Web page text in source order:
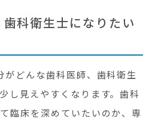
科衛生士になりたい
がどんな歯科医師、歯科衛生
し見えやすくなります。歯科
臨床を深めていたいのか、専